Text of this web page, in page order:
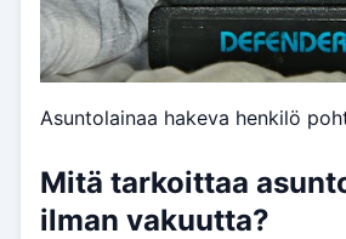
Asuntolainaa hakeva henkilö
Mitä tarkoittaa
ilman vakuutta?